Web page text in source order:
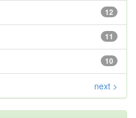
12
11
10
next >